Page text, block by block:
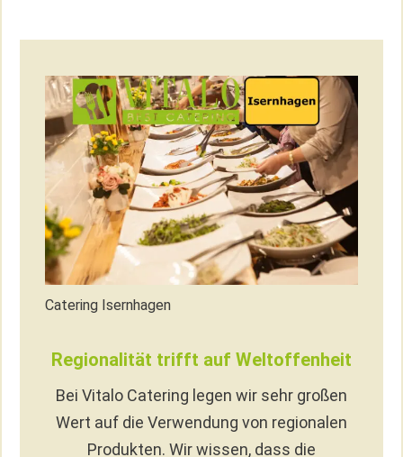
Catering Isernhagen
Regionalität trifft auf Weltoffenheit
Bei Vitalo Catering legen wir sehr großen
Wert auf die Verwendung von regionalen
Produkten. Wir wissen, dass die